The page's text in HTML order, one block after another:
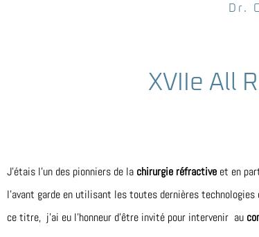
Dr.
XVIIe All
J’étais l’un des pionniers de la chirurgie réfractive et en
l’avant garde en utilisant les toutes dernières
ce titre, j’ai eu l’honneur d’être invité pour intervenir au